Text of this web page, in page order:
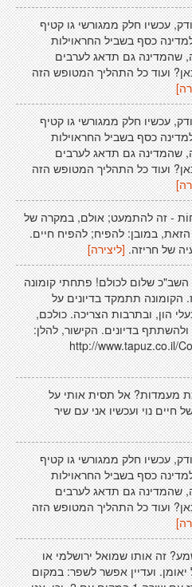
עכשיו חלק ממגורשי גו קטיף
כסף בשביל החראוילות
שהמדינה גם תדאג לערבים
ועוד כל התהליך המטופש הזה
עכשיו חלק ממגורשי גו קטיף
כסף בשביל החראוילות
שהמדינה גם תדאג לערבים
ועוד כל התהליך המטופש הזה
- זה להתמעט; אולם, במקרה של
במובן: להפיח; להפיח חיים.
של חריזה. [ליצירה]
שלום לכולם! פתחתי קומונה
תתמקד בדיונים על
הון, ובתרבות הצריכה. כולכם,
בדיונים. הקישור, להלן:
http://www.tapuz.co.il/
אל תסית אותי על
נוי ועכשיו אני עם שיר
עכשיו חלק ממגורשי גו קטיף
כסף בשביל החראוילות
שהמדינה גם תדאג לערבים
ועוד כל התהליך המטופש הזה
זה אותו שמואל ירושלמי או
ועדיין אפשר לשפר: במקום